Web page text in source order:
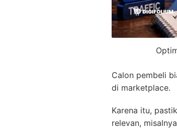
Calon pembeli
di marketplace.
Karena itu,
relevan,